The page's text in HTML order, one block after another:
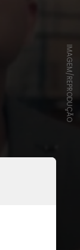
IMAGEM/REPRODUÇÃO